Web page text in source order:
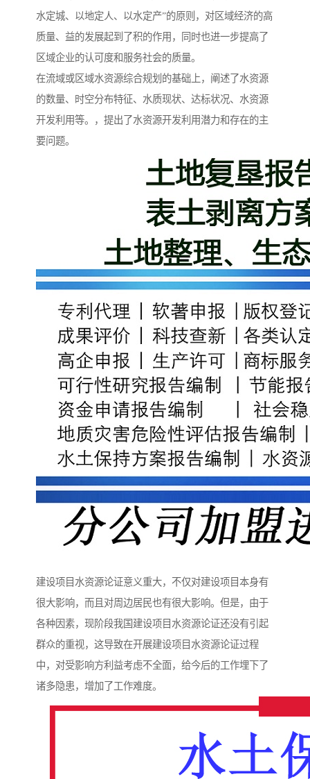
水定城、以地定人、以水定产”的原则，对区域经济的高
质量、益的发展起到了积的作用，同时也进一步提高了
区域企业的认可度和服务社会的质量。
在流域或区域水资源综合规划的基础上，阐述了水资源
的数量、时空分布特征、水质现状、达标状况、水资源
开发利用等。，提出了水资源开发利用潜力和存在的主
要问题。
建设项目水资源论证意义重大，不仅对建设项目本身有
很大影响，而且对周边居民也有很大影响。但是，由于
各种因素，现阶段我国建设项目水资源论证还没有引起
群众的重视，这导致在开展建设项目水资源论证过程
中，对受影响方利益考虑不全面，给今后的工作埋下了
诸多隐患，增加了工作难度。